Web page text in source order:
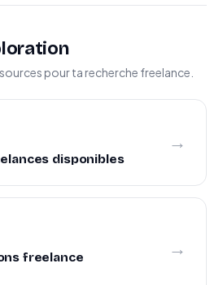
pour ta recherche freelance.
disponibles
→
freelance
→